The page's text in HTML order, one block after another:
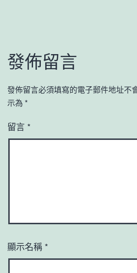
發佈留言
發佈留言必須填寫的電子郵件地址不
示為 *
留言 *
顯示名稱 *